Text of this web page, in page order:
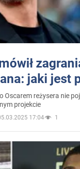
jaki jest
reżysera nie
projekcie
17:04 1